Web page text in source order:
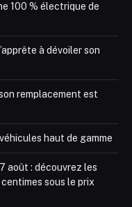
100 % électrique de
à dévoiler son
remplacement est
haut de gamme
août : découvrez les
sous le prix